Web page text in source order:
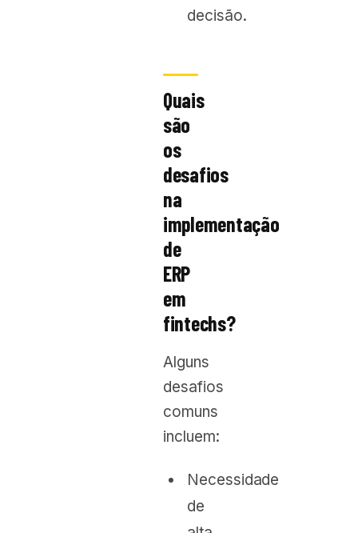
decisão.
Quais
são
os
desafios
na
implementação
de
ERP
em
fintechs?
Alguns
desafios
comuns
incluem:
Necessidade
de